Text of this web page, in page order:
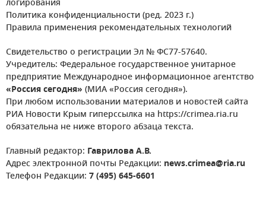
логирования
Политика конфиденциальности (ред. 2023 г.)
Правила применения рекомендательных технологий
Свидетельство о регистрации Эл № ФС77-57640.
Учредитель: Федеральное государственное унитарное
предприятие Международное информационное агентство
«Россия сегодня» (МИА «Россия сегодня»).
При любом использовании материалов и новостей сайта
РИА Новости Крым гиперссылка на https://crimea.ria.ru
обязательна не ниже второго абзаца текста.
Главный редактор: Гаврилова А.В.
Адрес электронной почты Редакции: news.crimea@ria.ru
Телефон Редакции: 7 (495) 645-6601